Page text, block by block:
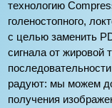
технологию
голеностопного,
с целью заменить
сигнала от жировой
радуют: мы можем
получения